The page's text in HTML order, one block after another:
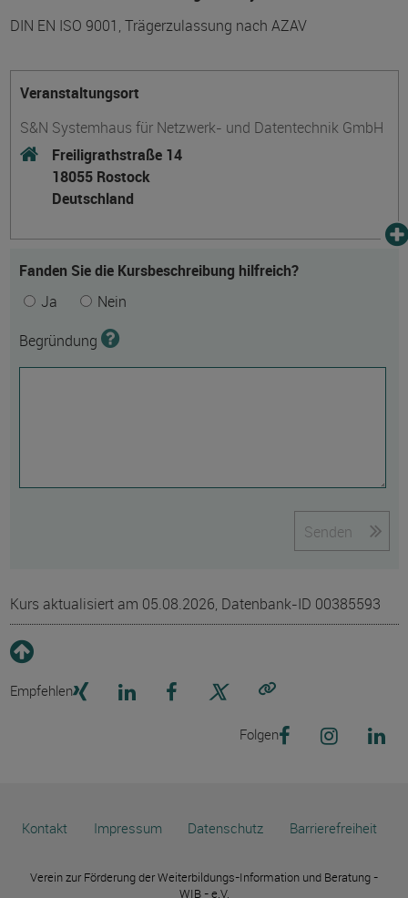
DIN EN ISO 9001, Trägerzulassung nach AZAV
Veranstaltungsort
S&N Systemhaus für Netzwerk- und Datentechnik GmbH
Freiligrathstraße 14
18055 Rostock
Deutschland
Fanden Sie die Kursbeschreibung hilfreich?
Ja
Nein
Begründung
Senden
Kurs aktualisiert am 05.08.2026, Datenbank-ID 00385593
Empfehlen
Folgen
Kontakt Impressum Datenschutz Barrierefreiheit
Verein zur Förderung der Weiterbildungs-Information und Beratung -
WIB - e.V.